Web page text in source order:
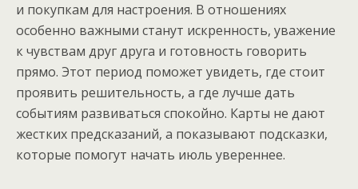
и покупкам для настроения. В отношениях
особенно важными станут искренность, уважение
к чувствам друг друга и готовность говорить
прямо. Этот период поможет увидеть, где стоит
проявить решительность, а где лучше дать
событиям развиваться спокойно. Карты не дают
жестких предсказаний, а показывают подсказки,
которые помогут начать июль увереннее.